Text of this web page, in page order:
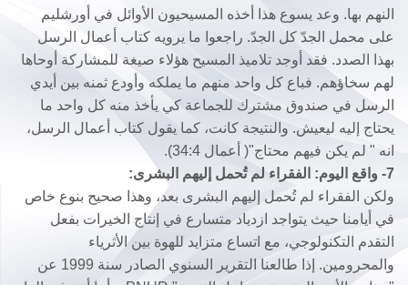
النهم بها. وعد يسوع هذا أخذه المسيحيون الأوائل في أورشليم
على محمل الجدّ كل الجدّ. راجعوا ما يرويه كتاب أعمال الرسل
بهذا الصدد. فقد أوجد تلاميذ المسيح هؤلاء صيغة للمشاركة أوحاها
لهم سخاؤهم. فباع كل واحد منهم ما يملكه وأودع ثمنه بين أيدي
الرسل في صندوق مشترك للجماعة كي يأخذ منه كل واحد ما
يحتاج إليه ليعيش. والنتيجة كانت، كما يقول كتاب أعمال الرسل،
انه " لم يكن فيهم محتاج"( أعمال 34:4).
7- واقع اليوم: الفقراء لم تُحمل إليهم البشرى:
ولكن الفقراء لم تُحمل إليهم البشرى بعد، وهذا صحيح بنوع خاص
في أيامنا حيث يتواجد ازدياد متسارع في إنتاج الخيرات بفعل
التقدم التكنولوجي، مع اتساع متزايد للهوة بين الأثرياء
والمحرومين. إذا طالعنا التقرير السنوي الصادر سنة 1999 عن